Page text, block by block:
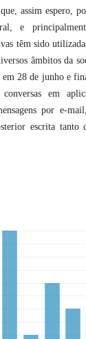
assim espero,
e
têm sido
âmbitos da
28 de junho e
em
por e-
escrita tanto